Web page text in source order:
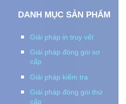
DANH MỤC SẢN PHẨM
Giải pháp in truy vết
Giải pháp đóng gói sơ
cấp
Giải pháp kiểm tra
Giải pháp đóng gói thứ
cấp